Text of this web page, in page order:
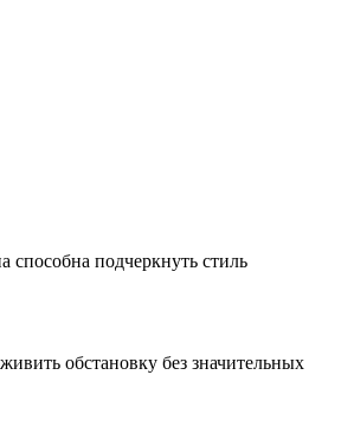
способна подчеркнуть стиль
обстановку без значительных